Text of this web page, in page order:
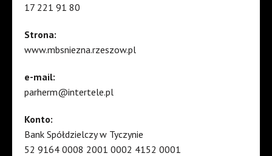
17 221 91 80
Strona:
www.mbsniezna.rzeszow.pl
e-mail:
parherm@intertele.pl
Konto:
Bank Spółdzielczy w Tyczynie
52 9164 0008 2001 0002 4152 0001